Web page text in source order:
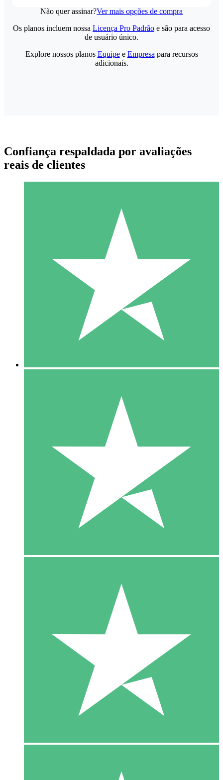
Não quer assinar?Ver mais opções de compra
Pacotes de Créditos Individuais
Pague conforme o uso com créditos de download. Sem
1000
10 Downloads
20 00
Os planos incluem nossa Licença Pro Padrão e são para acesso
de usuário único.
Explore nossos planos Equipee Empresa para recursos
adicionais.
Confiança respaldada por avaliações
reais de clientes